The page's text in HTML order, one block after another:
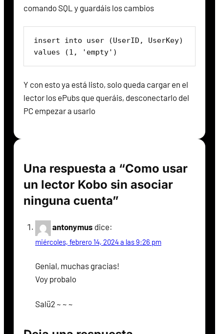
comando SQL y guardáis los cambios
insert into user (UserID, UserKey)
values (1, 'empty')
Y con esto ya está listo, solo queda cargar en el
lector los ePubs que queráis, desconectarlo del
PC empezar a usarlo
Una respuesta a “Como usar
un lector Kobo sin asociar
ninguna cuenta”
antonymus dice:
miércoles, febrero 14, 2024 a las 9:26 pm
Genial, muchas gracias!
Voy probalo
Salü2 ~ ~ ~